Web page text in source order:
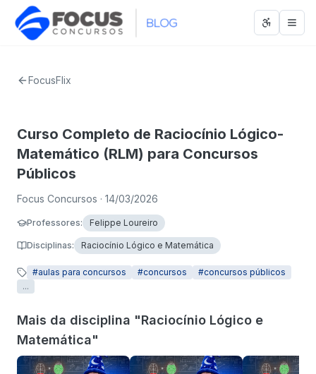
Abrir
FocusFlix
Curso Completo de Raciocínio Lógico-
Matemático (RLM) para Concursos
Públicos
Focus Concursos · 14/03/2026
Professores: Felippe Loureiro
Disciplinas: Raciocínio Lógico e Matemática
#aulas para concursos #concursos #concursos públicos
...
Mais da disciplina "Raciocínio Lógico e
Matemática"